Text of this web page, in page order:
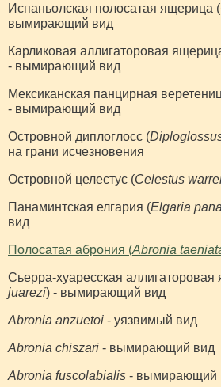
Испаньолская полосатая ящерица (
вымирающий вид
Карликовая аллигаторовая
- вымирающий вид
Мексиканская панцирная
- вымирающий вид
Островной диплоглосс (
на грани исчезновения
Островной целестус (Celestus
Панаминтская елгария (Elgaria
вид
Полосатая аброния (Abronia
Сьерра-хуаресская
juarezi) - вымирающий вид
Abronia anzuetoi - уязвимый вид
Abronia chiszari - вымирающий вид
Abronia fuscolabialis - вымирающий